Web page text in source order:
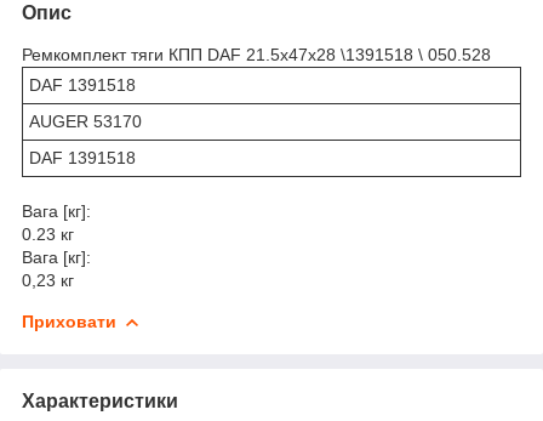
Опис
Ремкомплект тяги КПП DAF 21.5x47x28 \1391518 \ 050.528
DAF 1391518
AUGER 53170
DAF 1391518
Вага [кг]:
0.23 кг
Вага [кг]:
0,23 кг
Приховати
Характеристики